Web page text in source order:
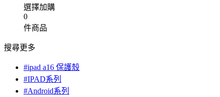
選擇加購
0
件商品
搜尋更多
#ipad a16 保護殼
#IPAD系列
#Android系列